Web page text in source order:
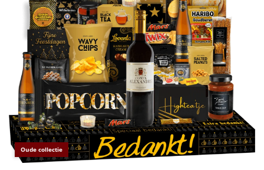
€50 tot €55
€55 tot €75
€75 tot €100
€100 en hoger
Alle kerstpakketten 2026
Thema
Oude collectie